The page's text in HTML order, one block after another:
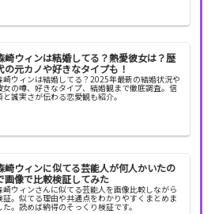
崎ウィンは結婚してる？熱愛彼女は？歴
の元カノや好きなタイプも！
崎ウィンは結婚してる？2025年最新の結婚状況や
女の噂、好きなタイプ、結婚観まで徹底調査。信
と誠実さが伝わる恋愛観も紹介。
崎ウィンに似てる芸能人が何人かいたの
画像で比較検証してみた
崎ウィンさんに似てる芸能人を画像比較しながら
証。似てる理由や共通点をわかりやすくまとめま
た。読めば納得のそっくり検証です。